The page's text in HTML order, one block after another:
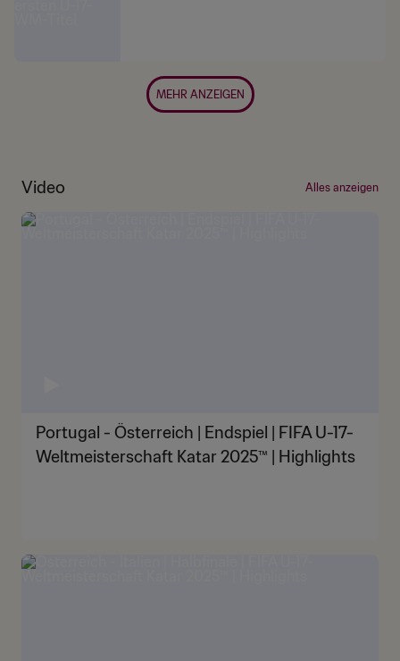
MEHR ANZEIGEN
Video Alles anzeigen
Portugal - Österreich | Endspiel | FIFA U-17-
Weltmeisterschaft Katar 2025™ | Highlights